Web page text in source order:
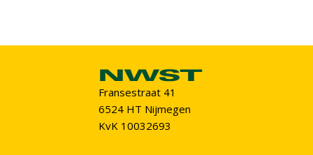
Fransestraat 41
6524 HT Nijmegen
KvK 10032693